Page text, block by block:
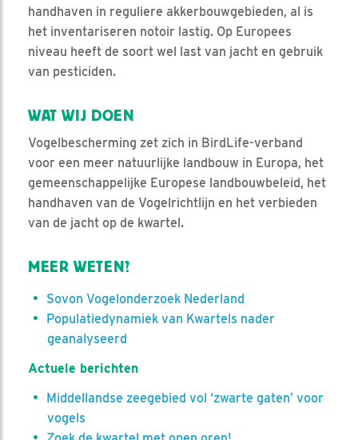
handhaven in reguliere akkerbouwgebieden, al is
het inventariseren notoir lastig. Op Europees
niveau heeft de soort wel last van jacht en gebruik
van pesticiden.
WAT WIJ DOEN
Vogelbescherming zet zich in BirdLife-verband
voor een meer natuurlijke landbouw in Europa, het
gemeenschappelijke Europese landbouwbeleid, het
handhaven van de Vogelrichtlijn en het verbieden
van de jacht op de kwartel.
MEER WETEN?
Sovon Vogelonderzoek Nederland
Populatiedynamiek van Kwartels nader
geanalyseerd
Actuele berichten
Middellandse zeegebied vol ‘zwarte gaten’ voor
vogels